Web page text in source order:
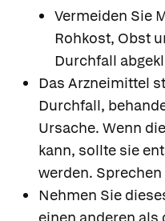
Vermeiden Sie
Rohkost, Obst
Durchfall
Das Arzneimittel
Durchfall,
Ursache. Wenn
kann, sollte sie
werden.
Nehmen Sie
einen anderen als